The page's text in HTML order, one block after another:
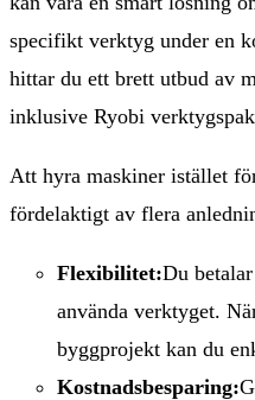
specifikt verktyg under en
hittar du ett brett utbud av
inklusive Ryobi
Att hyra maskiner istället
fördelaktigt av flera
Flexibilitet:Du
använda verktyget.
byggprojekt kan du
Kostnadsbesparing: